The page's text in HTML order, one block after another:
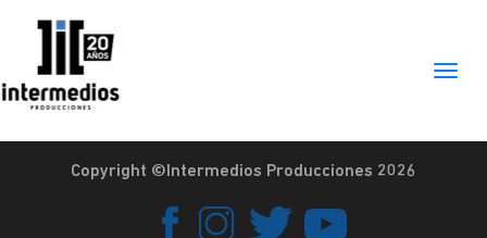
Copyright ©Intermedios Producciones 2026